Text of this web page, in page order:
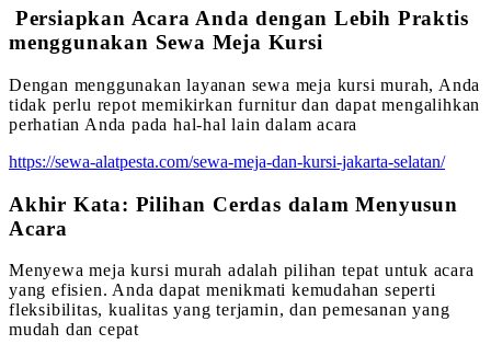
Persiapkan Acara Anda dengan Lebih Praktis
menggunakan Sewa Meja Kursi
Dengan menggunakan layanan sewa meja kursi murah, Anda
tidak perlu repot memikirkan furnitur dan dapat mengalihkan
perhatian Anda pada hal-hal lain dalam acara
https://sewa-alatpesta.com/sewa-meja-dan-kursi-jakarta-selatan/
Akhir Kata: Pilihan Cerdas dalam Menyusun
Acara
Menyewa meja kursi murah adalah pilihan tepat untuk acara
yang efisien. Anda dapat menikmati kemudahan seperti
fleksibilitas, kualitas yang terjamin, dan pemesanan yang
mudah dan cepat